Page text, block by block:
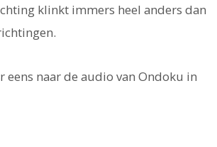
klinkt immers heel anders dan
eens naar de audio van Ondoku in